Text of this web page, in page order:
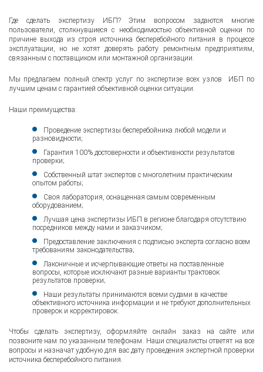
Где сделать экспертизу ИБП? Этим вопросом задаются многие
пользователи, столкнувшиеся с необходимостью объективной оценки по
причине выхода из строя источника бесперебойного питания в процессе
эксплуатации, но не хотят доверять работу ремонтным предприятиям,
связанным с поставщиком или монтажной организации.
Мы предлагаем полный спектр услуг по экспертизе всех узлов ИБП по
лучшим ценам с гарантией объективной оценки ситуации.
Наши преимущества:
Проведение экспертизы бесперебойника любой модели и
разновидности;
Гарантия 100% достоверности и объективности результатов
проверки;
Собственный штат экспертов с многолетним практическим
опытом работы;
Своя лаборатория, оснащенная самым современным
оборудованием;
Лучшая цена экспертизы ИБП в регионе благодаря отсутствию
посредников между нами и заказчиком;
Предоставление заключения с подписью эксперта согласно всем
требованиям законодательства;
Лаконичные и исчерпывающие ответы на поставленные
вопросы, которые исключают разные варианты трактовок
результатов проверки;
Наши результаты принимаются всеми судами в качестве
объективного источника информации и не требуют дополнительных
проверок и корректировок.
Чтобы сделать экспертизу, оформляйте онлайн заказ на сайте или
позвоните нам по указанным телефонам. Наши специалисты ответят на все
вопросы и назначат удобную для вас дату проведения экспертной проверки
источника бесперебойного питания.